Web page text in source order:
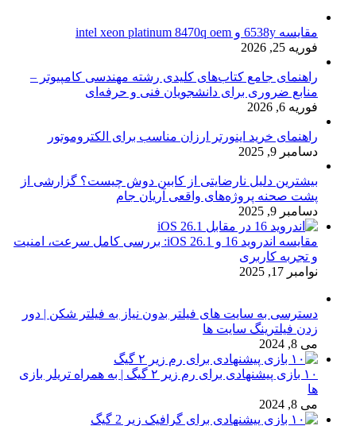
مقایسه 6538y و intel xeon platinum 8470q oem
فوریه 25, 2026
راهنمای جامع کتاب‌های کلیدی رشته مهندسی کامپیوتر –
منابع ضروری برای دانشجویان فنی و حرفه‌ای
فوریه 6, 2026
راهنمای خرید اینورتر ارزان مناسب برای الکتروموتور
دسامبر 9, 2025
بیشترین دلیل نارضایتی از کابین دوش چیست؟ گزارشی از
پشت صحنه پروژه‌های واقعی آریان جام
دسامبر 9, 2025
مقایسه اندروید 16 و iOS 26.1: بررسی کامل سرعت، امنیت
و تجربه کاربری
نوامبر 17, 2025
دسترسی به سایت های فیلتر بدون نیاز به فیلتر شکن | دور
زدن فیلترینگ سایت ها
می 8, 2024
۱۰ بازی پیشنهادی برای رم زیر ۲ گیگ | به همراه تریلر بازی
ها
می 8, 2024